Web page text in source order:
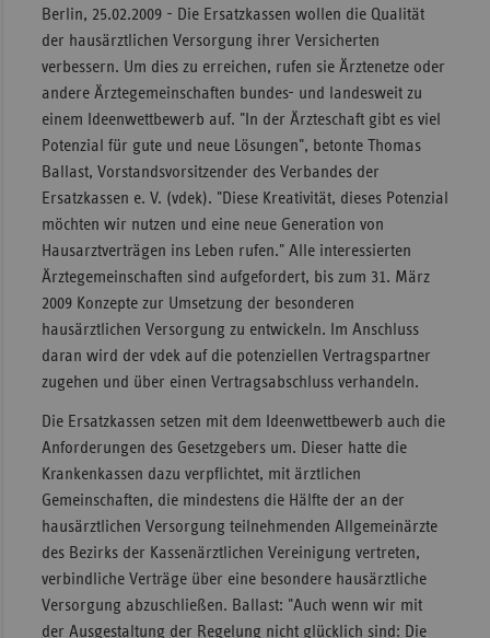
teilen
Berlin, 25.02.2009 - Die Ersatzkassen wollen die Qualität
der hausärztlichen Versorgung ihrer Versicherten
verbessern. Um dies zu erreichen, rufen sie Ärztenetze oder
andere Ärztegemeinschaften bundes- und landesweit zu
einem Ideenwettbewerb auf. "In der Ärzteschaft gibt es viel
Potenzial für gute und neue Lösungen", betonte Thomas
Ballast, Vorstandsvorsitzender des Verbandes der
Ersatzkassen e. V. (vdek). "Diese Kreativität, dieses Potenzial
möchten wir nutzen und eine neue Generation von
Hausarztverträgen ins Leben rufen." Alle interessierten
Ärztegemeinschaften sind aufgefordert, bis zum 31. März
2009 Konzepte zur Umsetzung der besonderen
hausärztlichen Versorgung zu entwickeln. Im Anschluss
daran wird der vdek auf die potenziellen Vertragspartner
zugehen und über einen Vertragsabschluss verhandeln.
Die Ersatzkassen setzen mit dem Ideenwettbewerb auch die
Anforderungen des Gesetzgebers um. Dieser hatte die
Krankenkassen dazu verpflichtet, mit ärztlichen
Gemeinschaften, die mindestens die Hälfte der an der
hausärztlichen Versorgung teilnehmenden Allgemeinärzte
des Bezirks der Kassenärztlichen Vereinigung vertreten,
verbindliche Verträge über eine besondere hausärztliche
Versorgung abzuschließen. Ballast: "Auch wenn wir mit
der Ausgestaltung der Regelung nicht glücklich sind: Die